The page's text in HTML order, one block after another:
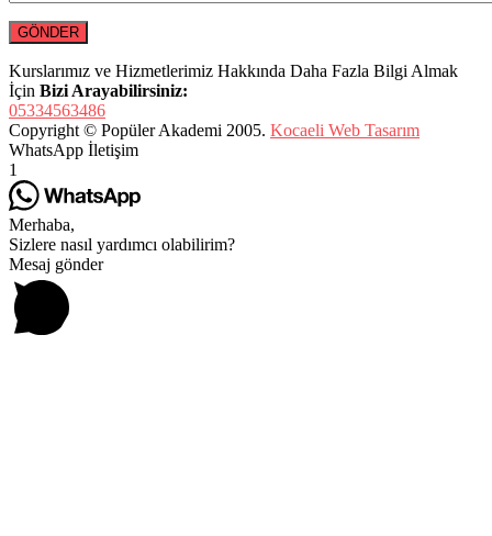
Kurslarımız ve Hizmetlerimiz Hakkında Daha Fazla Bilgi Almak
İçin Bizi Arayabilirsiniz:
05334563486
Copyright © Popüler Akademi 2005. Kocaeli Web Tasarım
WhatsApp İletişim
1
Merhaba,
Sizlere nasıl yardımcı olabilirim?
Mesaj gönder